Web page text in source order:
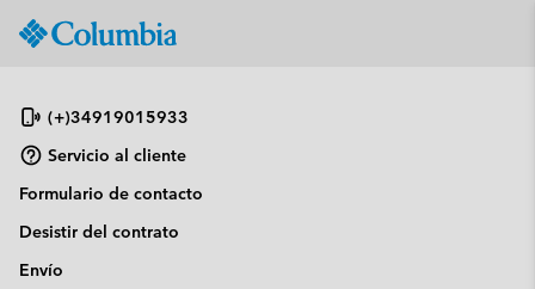
CONTENT
SKIP
MAIN
NAV
SKIP
(+)34919015933
Servicio al cliente
Formulario de contacto
Desistir del contrato
Envío